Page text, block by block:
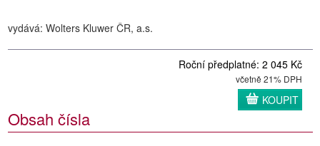
vydává: Wolters Kluwer ČR, a.s.
Roční předplatné: 2 045 Kč
včetně 21% DPH
KOUPIT
Obsah čísla